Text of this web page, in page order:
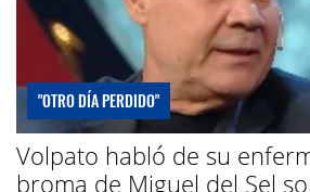
"OTRO DÍA PERDIDO"
Volpato habló de su
broma de Miguel del Sel